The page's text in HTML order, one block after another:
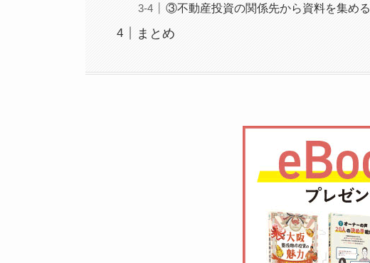
③不動産投資の関係先から資料を集める
まとめ